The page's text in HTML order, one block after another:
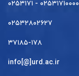
۰۲۵۳۱۷۱۰۰۰۰ - ۰۲۵۳۱۷۱
۰۲۵۳۲۸۰۲۶۲۷
۳۷۱۸۵-۱۷۸
info[@]urd.ac.ir